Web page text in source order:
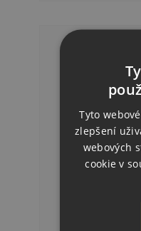
Tyto
zlepšení
webových
cookie v